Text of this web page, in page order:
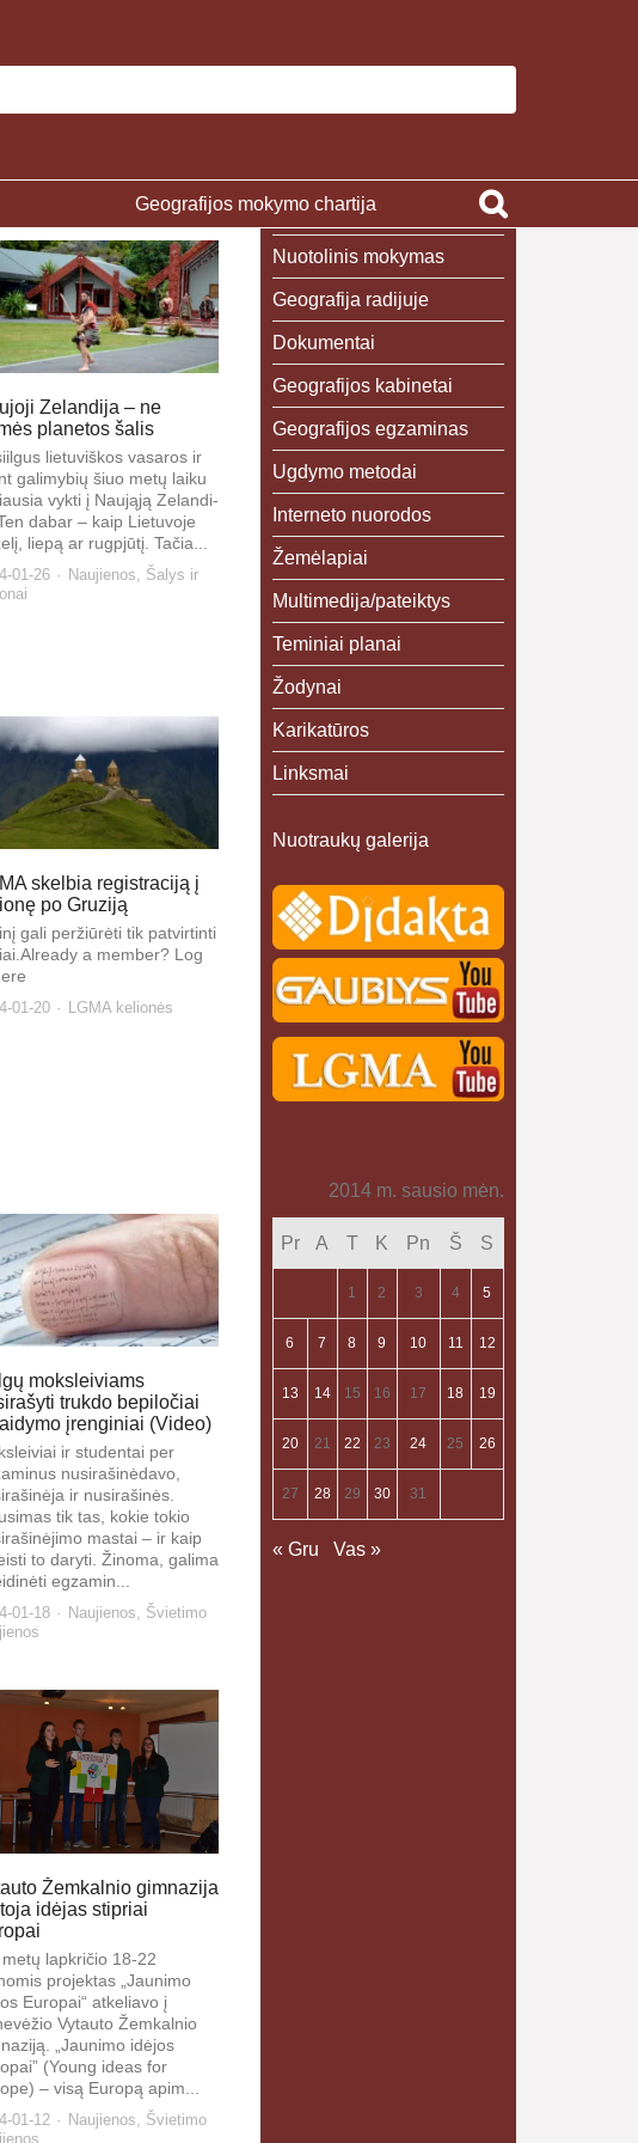
Geografijos mokymo chartija
Zelandija – ne
planetos šalis
lie­tu­viš­kos va­sa­ros ir
ga­li­my­bių šiuo me­tų lai­ku
vyk­ti į Nau­ją­ją Ze­lan­di­
da­bar – kaip Lie­tu­vo­je
lie­pą ar rugp­jū­tį. Ta­čia...
01-26 Naujienos, Šalys ir
skelbia registraciją į
po Gruziją
gali peržiūrėti tik patvirtinti
a member? Log
01-20 LGMA kelionės
moksleiviams
trukdo bepiločiai
įrenginiai (Video)
ir studentai per
nusirašinėdavo,
ir nusirašinės.
tik tas, kokie tokio
mastai – ir kaip
to daryti. Žinoma, galima
egzamin...
01-18 Naujienos, Švietimo
Žemkalnio gimnazija
idėjas stipriai
metų lapkričio 18-22
projektas „Jaunimo
Europai“ atkeliavo į
Vytauto Žemkalnio
„Jaunimo idėjos
(Young ideas for
– visą Europą apim...
01-12 Naujienos, Švietimo
Nuotolinis mokymas
Geografija radijuje
Dokumentai
Geografijos kabinetai
Geografijos egzaminas
Ugdymo metodai
Interneto nuorodos
Žemėlapiai
Multimedija/pateiktys
Teminiai planai
Žodynai
Karikatūros
Linksmai
Nuotraukų galerija
2014 m. sausio mėn.
Pr A T K Pn Š S
1 2 3 4 5
6 7 8 9 10 11 12
13 14 15 16 17 18 19
20 21 22 23 24 25 26
27 28 29 30 31
« Gru Vas »